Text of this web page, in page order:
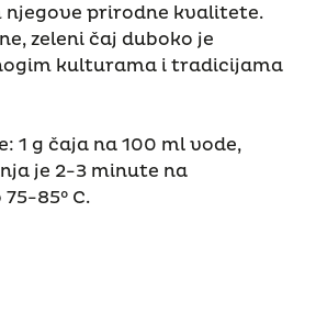
njegove prirodne kvalitete.
zeleni čaj duboko je
kulturama i tradicijama
1 g čaja na 100 ml vode,
je 2-3 minute na
85° C.